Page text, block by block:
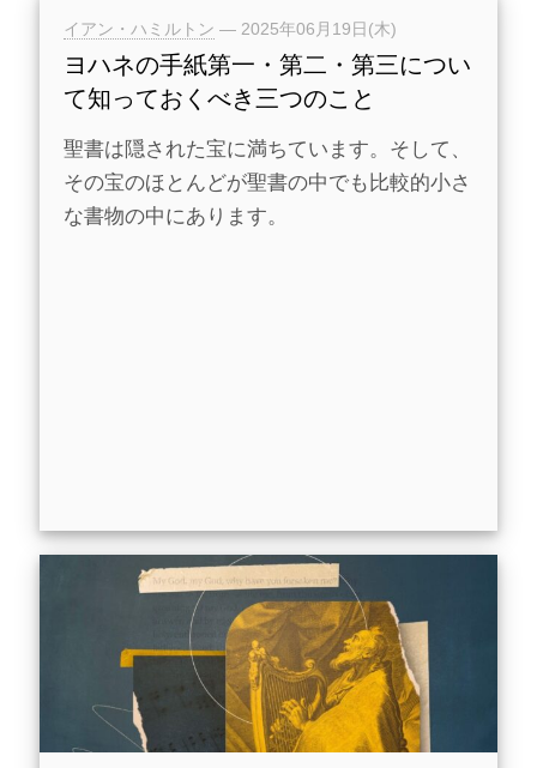
イアン・ハミルトン — 2025年06月19日(木)
ヨハネの手紙第一・第二・第三につい
て知っておくべき三つのこと
聖書は隠された宝に満ちています。そして、
その宝のほとんどが聖書の中でも比較的小さ
な書物の中にあります。